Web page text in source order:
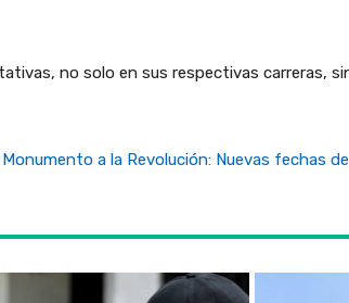
no solo en sus respectivas carreras,
a la Revolución: Nuevas fechas